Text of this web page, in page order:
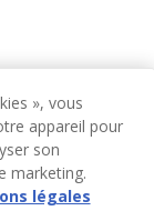
À partir de
», vous
appareil pour
son
marketing.
légales